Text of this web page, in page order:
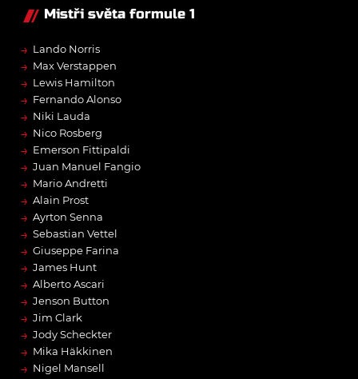
Mistři světa formule 1
→ Lando Norris
→ Max Verstappen
→ Lewis Hamilton
→ Fernando Alonso
→ Niki Lauda
→ Nico Rosberg
→ Emerson Fittipaldi
→ Juan Manuel Fangio
→ Mario Andretti
→ Alain Prost
→ Ayrton Senna
→ Sebastian Vettel
→ Giuseppe Farina
→ James Hunt
→ Alberto Ascari
→ Jenson Button
→ Jim Clark
→ Jody Scheckter
→ Mika Häkkinen
→ Nigel Mansell